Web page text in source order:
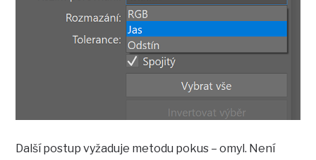
Další postup vyžaduje metodu pokus – omyl. Není